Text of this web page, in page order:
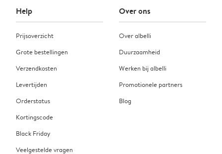
Help
Prijsoverzicht
Grote bestellingen
Verzendkosten
Levertijden
Orderstatus
Kortingscode
Black Friday
Veelgestelde vragen
Over ons
Over albelli
Duurzaamheid
Werken bij albelli
Promotionele partners
Blog